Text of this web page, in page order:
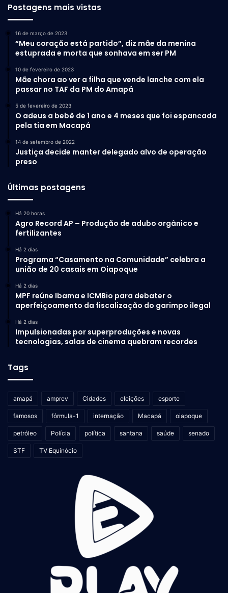
Postagens mais vistas
16 de março de 2023
“Meu coração está partido”, diz mãe da menina
estuprada e morta que sonhava em ser PM
10 de fevereiro de 2023
Mãe chora ao ver a filha que vende lanche com ela
passar no TAF da PM do Amapá
5 de fevereiro de 2023
O adeus a bebê de 1 ano e 4 meses que foi espancada
pela tia em Macapá
14 de setembro de 2022
Justiça decide manter delegado alvo de operação
preso
Últimas postagens
Há 20 horas
Agro Record AP – Produção de adubo orgânico e
fertilizantes
Há 2 dias
Programa “Casamento na Comunidade” celebra a
união de 20 casais em Oiapoque
Há 2 dias
MPF reúne Ibama e ICMBio para debater o
aperfeiçoamento da fiscalização do garimpo ilegal
Há 2 dias
Impulsionadas por superproduções e novas
tecnologias, salas de cinema quebram recordes
Tags
amapá amprev Cidades eleições esporte
famosos fórmula-1 internação Macapá oiapoque
petróleo Polícia política santana saúde senado
STF TV Equinócio